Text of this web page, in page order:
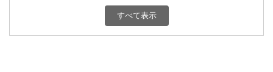
185円 富山県
すべて表示